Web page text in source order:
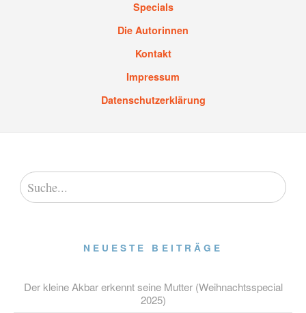
Specials
Die Autorinnen
Kontakt
Impressum
Datenschutzerklärung
NEUESTE BEITRÄGE
Der kleine Akbar erkennt seine Mutter (Weihnachtsspecial
2025)